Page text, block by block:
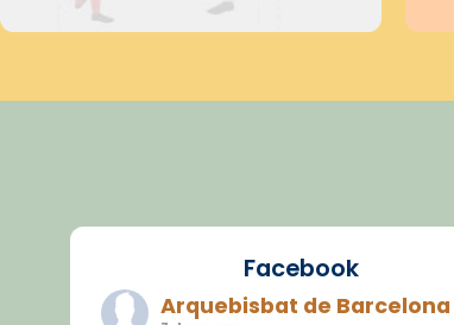
Facebook
Arquebisbat de Barcelona